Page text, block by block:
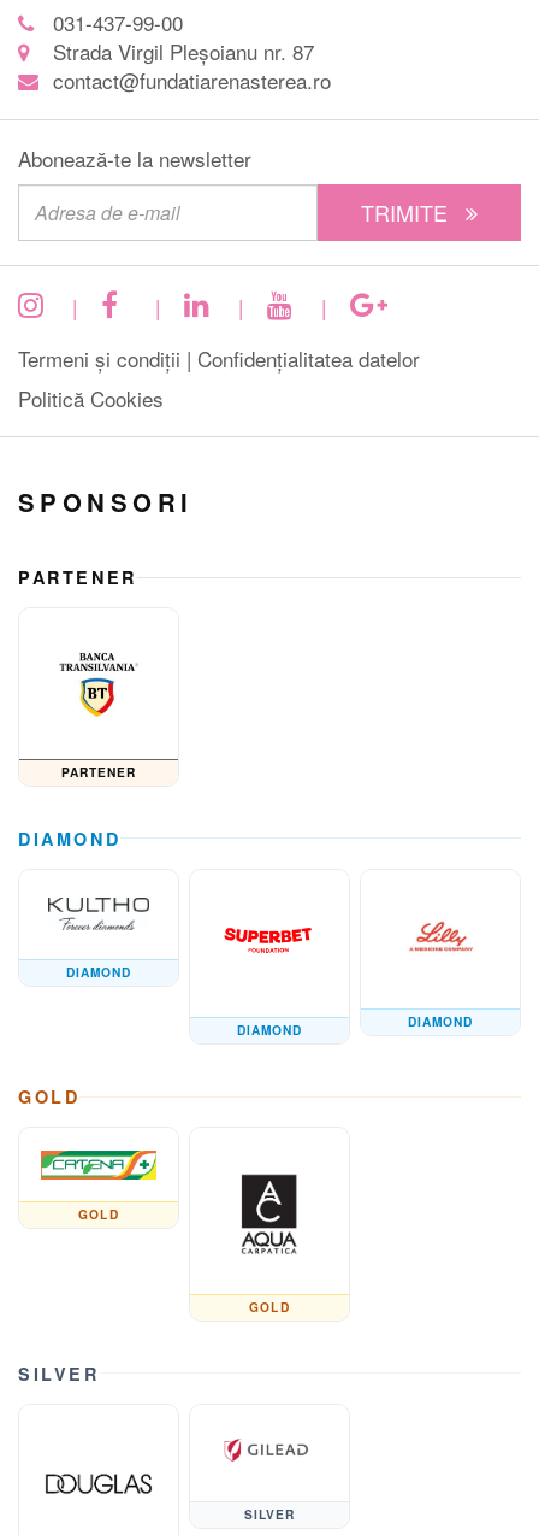
031-437-99-00
Strada Virgil Pleșoianu nr. 87
contact@fundatiarenasterea.ro
Abonează-te la newsletter
TRIMITE
| | |
|
Termeni și condiții | Confidențialitatea datelor
Politică Cookies
SPONSORI
PARTENER
PARTENER
DIAMOND
DIAMOND
DIAMOND
DIAMOND
GOLD
GOLD
GOLD
SILVER
SILVER